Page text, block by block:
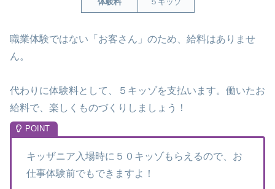
職業体験ではない「お客さん」のため、給料はありませ
ん。
代わりに体験料として、５キッゾを支払います。働いたお
給料で、楽しくものづくりしましょう！
キッザニア入場時に５０キッゾもらえるので、お
仕事体験前でもできますよ！